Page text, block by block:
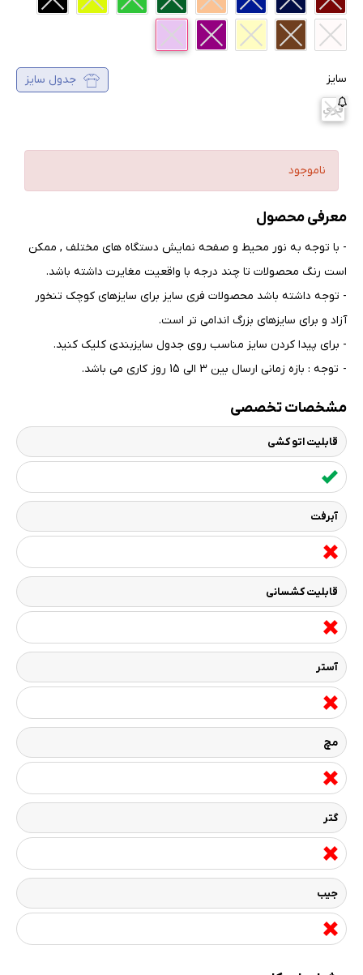
سایز جدول سایز
فری
ناموجود
معرفی محصول
- با توجه به نور محیط و صفحه نمایش دستگاه های مختلف , ممکن
است رنگ محصولات تا چند درجه با واقعیت مغایرت داشته باشد.
- توجه داشته باشد محصولات فری سایز برای سایزهای کوچک تنخور
آزاد و برای سایزهای بزرگ اندامی تر است.
- برای پیدا کردن سایز مناسب روی جدول سایزبندی کلیک کنید.
- توجه : بازه زمانی ارسال بین 3 الی 15 روز کاری می باشد.
مشخصات تخصصی
قابلیت اتو کشی
آبرفت
قابلیت کشسانی
آستر
مچ
گتر
جیب